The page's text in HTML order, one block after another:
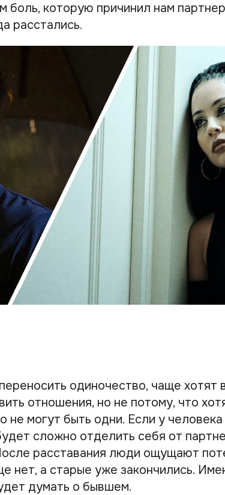
боль, которую причинил нам
расстались.
одиночество, чаще хотят
отношения, но не потому, что
не могут быть одни. Если у
сложно отделить себя от
расставания люди ощущают
нет, а старые уже закончились.
думать о бывшем.